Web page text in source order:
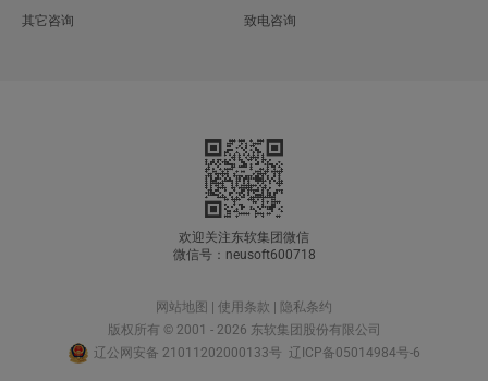
其它咨询
致电咨询
欢迎关注东软集团微信
微信号：neusoft600718
网站地图 | 使用条款 | 隐私条约
版权所有 © 2001 - 2026 东软集团股份有限公司
辽公网安备 21011202000133号 辽ICP备05014984号-6